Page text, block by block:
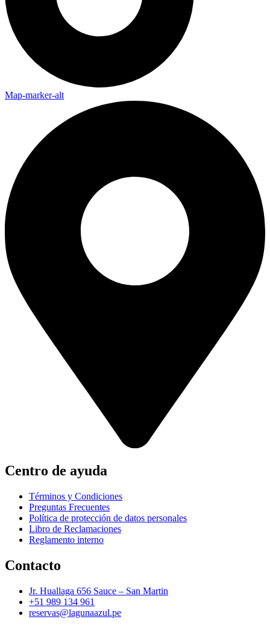
Map-marker-alt
Centro de ayuda
Términos y Condiciones
Preguntas Frecuentes
Política de protección de datos personales
Libro de Reclamaciones
Reglamento interno
Contacto
Jr. Huallaga 656 Sauce – San Martin
+51 989 134 961
reservas@lagunaazul.pe